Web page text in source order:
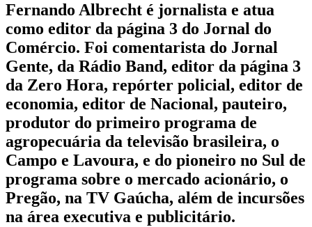
Fernando Albrecht é jornalista e atua
como editor da página 3 do Jornal do
Comércio. Foi comentarista do Jornal
Gente, da Rádio Band, editor da página 3
da Zero Hora, repórter policial, editor de
economia, editor de Nacional, pauteiro,
produtor do primeiro programa de
agropecuária da televisão brasileira, o
Campo e Lavoura, e do pioneiro no Sul de
programa sobre o mercado acionário, o
Pregão, na TV Gaúcha, além de incursões
na área executiva e publicitário.